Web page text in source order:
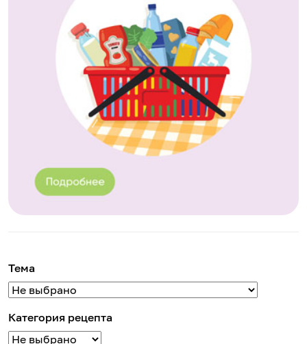
Тема
Категория рецепта